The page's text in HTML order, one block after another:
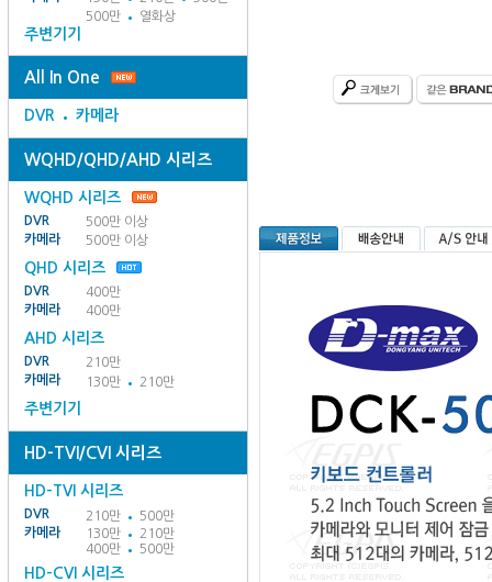
500만
열화상
주변기기
All In One
DVR 카메라
WQHD/QHD/AHD 시리즈
WQHD 시리즈
DVR
500만 이상
카메라
500만 이상
QHD 시리즈
DVR
400만
카메라
400만
AHD 시리즈
DVR
210만
카메라
130만 210만
주변기기
HD-TVI/CVI 시리즈
HD-TVI 시리즈
DVR 210만
500만
카메라
130만
210만
400만
500만
HD-CVI 시리즈